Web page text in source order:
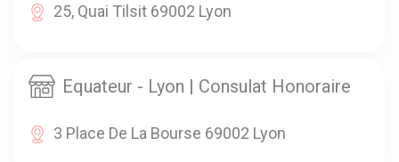
25, Quai Tilsit 69002 Lyon
Equateur - Lyon | Consulat Honoraire
3 Place De La Bourse 69002 Lyon